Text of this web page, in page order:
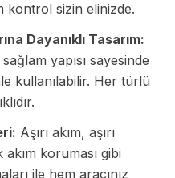
kontrol sizin elinizde.
Dayanıklı Tasarım:
yapısı sayesinde
kullanılabilir. Her türlü
Aşırı akım, aşırı
koruması gibi
ile hem aracınız